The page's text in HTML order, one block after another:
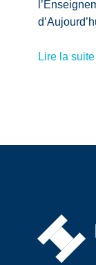
Lire la suite